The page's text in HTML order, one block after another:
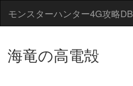
モンスターハンター4G攻略DB
海竜の高電殻